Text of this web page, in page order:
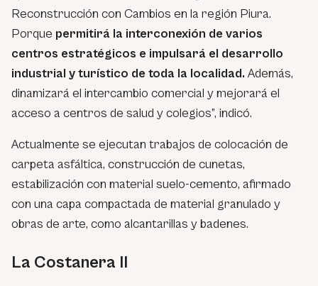
Reconstrucción con Cambios en la región Piura.
Porque permitirá la interconexión de varios
centros estratégicos e impulsará el desarrollo
industrial y turístico de toda la localidad. Además,
dinamizará el intercambio comercial y mejorará el
acceso a centros de salud y colegios”, indicó.
Actualmente se ejecutan trabajos de colocación de
carpeta asfáltica, construcción de cunetas,
estabilización con material suelo-cemento, afirmado
con una capa compactada de material granulado y
obras de arte, como alcantarillas y badenes.
La Costanera II